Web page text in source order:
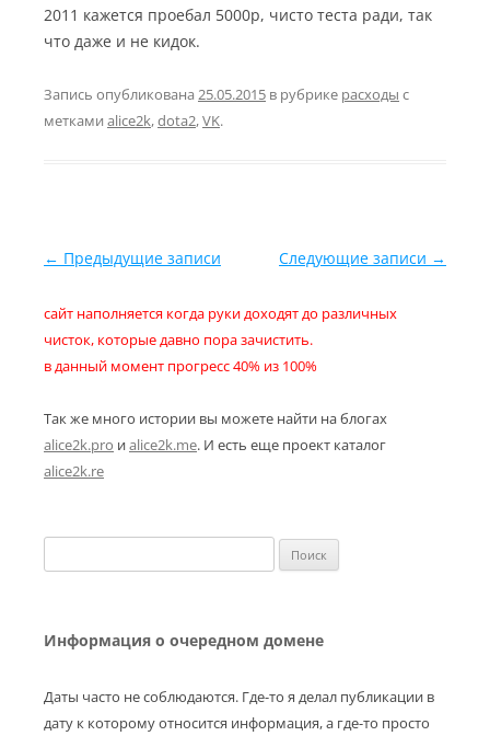
2011 кажется проебал 5000р, чисто теста ради, так
что даже и не кидок.
Запись опубликована 25.05.2015 в рубрике расходы с
метками alice2k,dota2,VK.
Навигация по записям
← Предыдущие записи Следующие записи →
сайт наполняется когда руки доходят до различных
чисток, которые давно пора зачистить.
в данный момент прогресс 40% из 100%
Так же много истории вы можете найти на блогах
alice2k.pro иalice2k.me. И есть еще проект каталог
alice2k.re
Информация о очередном домене
Даты часто не соблюдаются. Где-то я делал публикации в
дату к которому относится информация, а где-то просто